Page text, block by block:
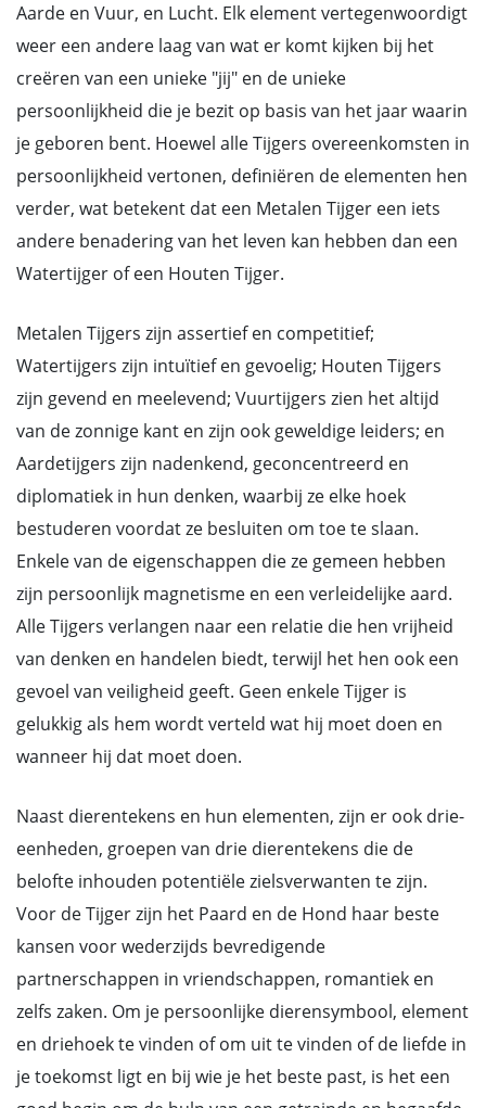
Aarde en Vuur, en Lucht. Elk element vertegenwoordigt
weer een andere laag van wat er komt kijken bij het
creëren van een unieke "jij" en de unieke
persoonlijkheid die je bezit op basis van het jaar waarin
je geboren bent. Hoewel alle Tijgers overeenkomsten in
persoonlijkheid vertonen, definiëren de elementen hen
verder, wat betekent dat een Metalen Tijger een iets
andere benadering van het leven kan hebben dan een
Watertijger of een Houten Tijger.
Metalen Tijgers zijn assertief en competitief;
Watertijgers zijn intuïtief en gevoelig; Houten Tijgers
zijn gevend en meelevend; Vuurtijgers zien het altijd
van de zonnige kant en zijn ook geweldige leiders; en
Aardetijgers zijn nadenkend, geconcentreerd en
diplomatiek in hun denken, waarbij ze elke hoek
bestuderen voordat ze besluiten om toe te slaan.
Enkele van de eigenschappen die ze gemeen hebben
zijn persoonlijk magnetisme en een verleidelijke aard.
Alle Tijgers verlangen naar een relatie die hen vrijheid
van denken en handelen biedt, terwijl het hen ook een
gevoel van veiligheid geeft. Geen enkele Tijger is
gelukkig als hem wordt verteld wat hij moet doen en
wanneer hij dat moet doen.
Naast dierentekens en hun elementen, zijn er ook drie-
eenheden, groepen van drie dierentekens die de
belofte inhouden potentiële zielsverwanten te zijn.
Voor de Tijger zijn het Paard en de Hond haar beste
kansen voor wederzijds bevredigende
partnerschappen in vriendschappen, romantiek en
zelfs zaken. Om je persoonlijke dierensymbool, element
en driehoek te vinden of om uit te vinden of de liefde in
je toekomst ligt en bij wie je het beste past, is het een